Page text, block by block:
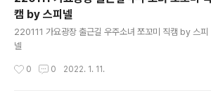
캠 by 스피넬
220111 가요광장 출근길 우주소녀 쪼꼬미 직캠 by 스피
넬
0 0 2022. 1. 11.